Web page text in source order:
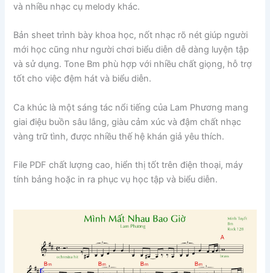
và nhiều nhạc cụ melody khác.
Bản sheet trình bày khoa học, nốt nhạc rõ nét giúp người
mới học cũng như người chơi biểu diễn dễ dàng luyện tập
và sử dụng. Tone Bm phù hợp với nhiều chất giọng, hỗ trợ
tốt cho việc đệm hát và biểu diễn.
Ca khúc là một sáng tác nổi tiếng của Lam Phương mang
giai điệu buồn sâu lắng, giàu cảm xúc và đậm chất nhạc
vàng trữ tình, được nhiều thế hệ khán giả yêu thích.
File PDF chất lượng cao, hiển thị tốt trên điện thoại, máy
tính bảng hoặc in ra phục vụ học tập và biểu diễn.